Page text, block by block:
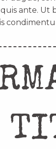
ante. Ut